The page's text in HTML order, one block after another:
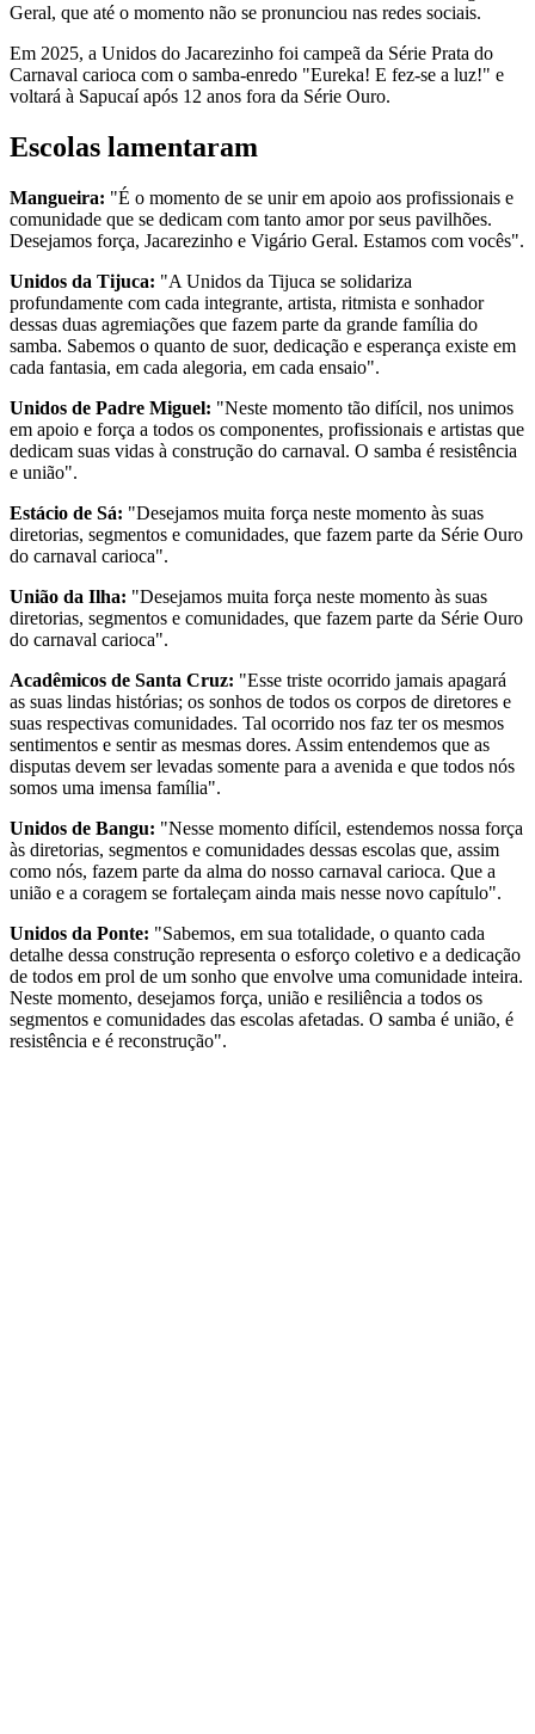
Geral, que até o momento não se pronunciou nas redes sociais.
Em 2025, a Unidos do Jacarezinho foi campeã da Série Prata do
Carnaval carioca com o samba-enredo "Eureka! E fez-se a luz!" e
voltará à Sapucaí após 12 anos fora da Série Ouro.
Escolas lamentaram
Mangueira: "É o momento de se unir em apoio aos profissionais e
comunidade que se dedicam com tanto amor por seus pavilhões.
Desejamos força, Jacarezinho e Vigário Geral. Estamos com vocês".
Unidos da Tijuca: "A Unidos da Tijuca se solidariza
profundamente com cada integrante, artista, ritmista e sonhador
dessas duas agremiações que fazem parte da grande família do
samba. Sabemos o quanto de suor, dedicação e esperança existe em
cada fantasia, em cada alegoria, em cada ensaio".
Unidos de Padre Miguel: "Neste momento tão difícil, nos unimos
em apoio e força a todos os componentes, profissionais e artistas que
dedicam suas vidas à construção do carnaval. O samba é resistência
e união".
Estácio de Sá: "Desejamos muita força neste momento às suas
diretorias, segmentos e comunidades, que fazem parte da Série Ouro
do carnaval carioca".
União da Ilha: "Desejamos muita força neste momento às suas
diretorias, segmentos e comunidades, que fazem parte da Série Ouro
do carnaval carioca".
Acadêmicos de Santa Cruz: "Esse triste ocorrido jamais apagará
as suas lindas histórias; os sonhos de todos os corpos de diretores e
suas respectivas comunidades. Tal ocorrido nos faz ter os mesmos
sentimentos e sentir as mesmas dores. Assim entendemos que as
disputas devem ser levadas somente para a avenida e que todos nós
somos uma imensa família".
Unidos de Bangu: "Nesse momento difícil, estendemos nossa força
às diretorias, segmentos e comunidades dessas escolas que, assim
como nós, fazem parte da alma do nosso carnaval carioca. Que a
união e a coragem se fortaleçam ainda mais nesse novo capítulo".
Unidos da Ponte: "Sabemos, em sua totalidade, o quanto cada
detalhe dessa construção representa o esforço coletivo e a dedicação
de todos em prol de um sonho que envolve uma comunidade inteira.
Neste momento, desejamos força, união e resiliência a todos os
segmentos e comunidades das escolas afetadas. O samba é união, é
resistência e é reconstrução".